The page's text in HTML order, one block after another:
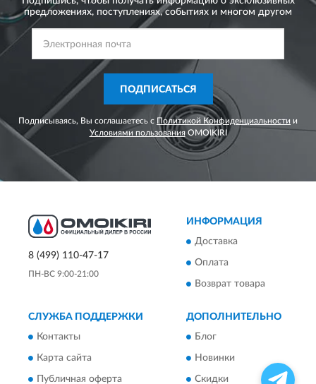
предложениях, поступлениях, событиях и многом другом
ПОДПИСАТЬСЯ
Подписываясь, Вы соглашаетесь с Политикой Конфиденциальности и
Условиями пользованияOMOIKIRI
8 (499) 110-47-17
ПН-ВС 9:00-21:00
ИНФОРМАЦИЯ
Доставка
Оплата
Возврат товара
СЛУЖБА ПОДДЕРЖКИ
Контакты
Карта сайта
Публичная оферта
ДОПОЛНИТЕЛЬНО
Блог
Новинки
Скидки